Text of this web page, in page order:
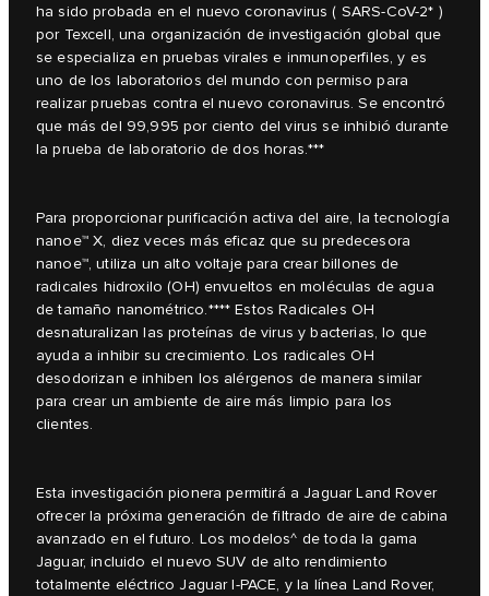
ha sido probada en el nuevo coronavirus ( SARS-CoV-2* )
por Texcell, una organización de investigación global que
se especializa en pruebas virales e inmunoperfiles, y es
uno de los laboratorios del mundo con permiso para
realizar pruebas contra el nuevo coronavirus. Se encontró
que más del 99,995 por ciento del virus se inhibió durante
la prueba de laboratorio de dos horas.***
Para proporcionar purificación activa del aire, la tecnología
nanoe™ X, diez veces más eficaz que su predecesora
nanoe™, utiliza un alto voltaje para crear billones de
radicales hidroxilo (OH) envueltos en moléculas de agua
de tamaño nanométrico.**** Estos Radicales OH
desnaturalizan las proteínas de virus y bacterias, lo que
ayuda a inhibir su crecimiento. Los radicales OH
desodorizan e inhiben los alérgenos de manera similar
para crear un ambiente de aire más limpio para los
clientes.
Esta investigación pionera permitirá a Jaguar Land Rover
ofrecer la próxima generación de filtrado de aire de cabina
avanzado en el futuro. Los modelos^ de toda la gama
Jaguar, incluido el nuevo SUV de alto rendimiento
totalmente eléctrico Jaguar I-PACE, y la línea Land Rover,